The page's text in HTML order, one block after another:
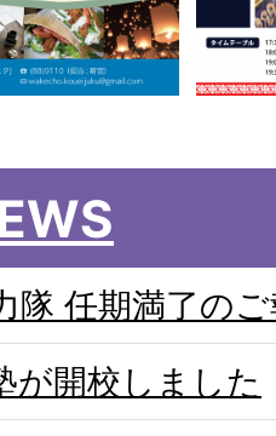
隊 任期満了の
が開校しました